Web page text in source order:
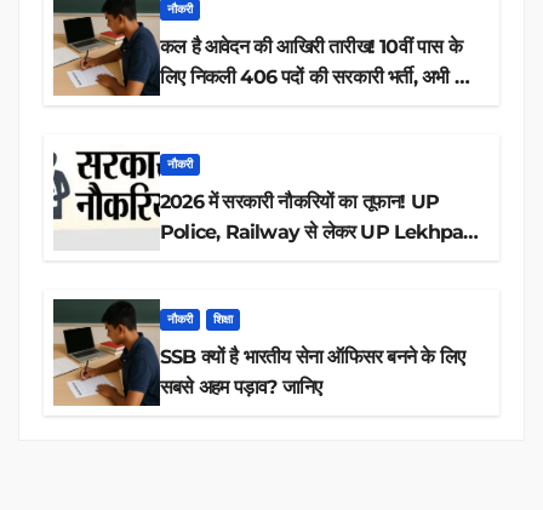
नौकरी
कल है आवेदन की आखिरी तारीख! 10वीं पास के
लिए निकली 406 पदों की सरकारी भर्ती, अभी करें
नौकरी
2026 में सरकारी नौकरियों का तूफान! UP
Police, Railway से लेकर UP Lekhpal
नौकरी शिक्षा
SSB क्यों है भारतीय सेना ऑफिसर बनने के लिए
सबसे अहम पड़ाव? जानिए